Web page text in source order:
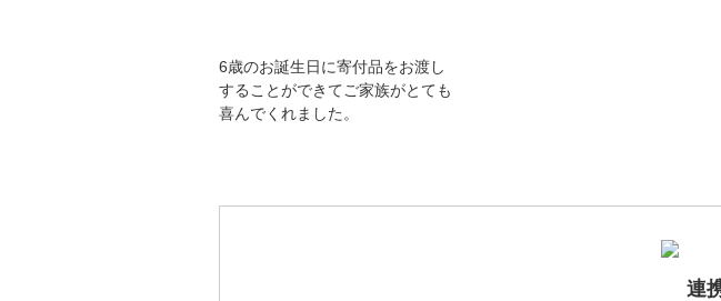
6歳のお誕生日に寄付品をお渡し
することができてご家族がとても
喜んでくれました。
連